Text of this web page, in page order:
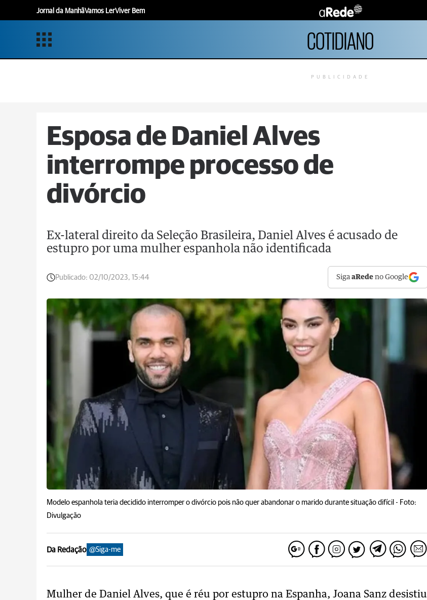
Jornal da ManhãVamos LerViver Bem
COTIDIANO
PUBLICIDADE
Esposa de Daniel Alves
interrompe processo de
divórcio
Ex-lateral direito da Seleção Brasileira, Daniel Alves é acusado de
estupro por uma mulher espanhola não identificada
Publicado: 02/10/2023, 15:44 SigaaRede no Google
Modelo espanhola teria decidido interromper o divórcio pois não quer abandonar o marido durante situação difícil - Foto:
Divulgação
Da Redação @Siga-me
Mulher de Daniel Alves, que é réu por estupro na Espanha, Joana Sanz desistiu